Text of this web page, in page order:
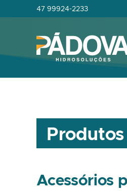
47 99924-2233
Produtos
Acessórios